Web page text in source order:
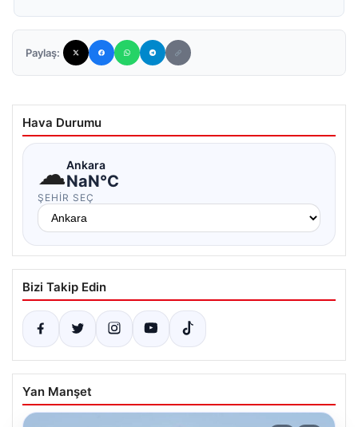
Paylaş:
Hava Durumu
☁Ankara
NaN°C
ŞEHIR SEÇ
Bizi Takip Edin
Yan Manşet